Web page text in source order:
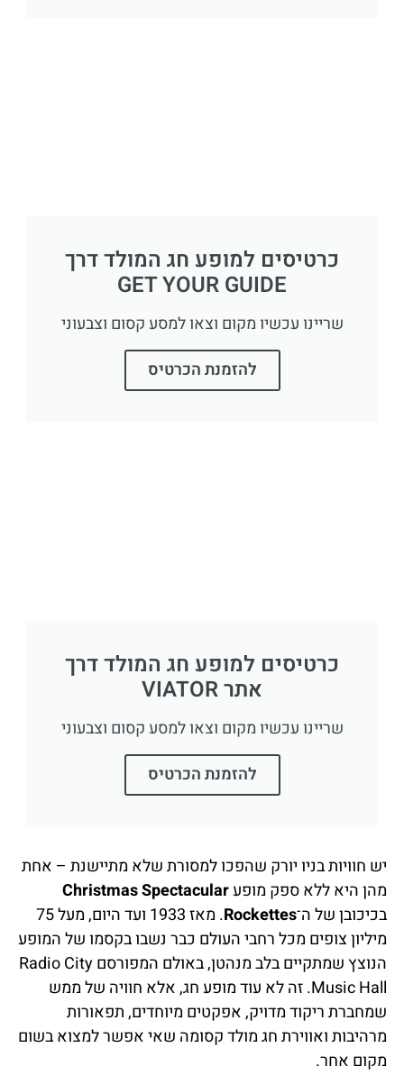
כרטיסים למופע חג המולד דרך
GET YOUR GUIDE
שריינו עכשיו מקום וצאו למסע קסום וצבעוני
להזמנת הכרטיס
כרטיסים למופע חג המולד דרך
אתר VIATOR
שריינו עכשיו מקום וצאו למסע קסום וצבעוני
להזמנת הכרטיס
יש חוויות בניו יורק שהפכו למסורת שלא מתיישנת – אחת
מהן היא ללא ספק מופעChristmas Spectacular
בכיכובן של ה־Rockettes
. מאז 1933 ועד היום, מעל 75
מיליון צופים מכל רחבי העולם כבר נשבו בקסמו של המופע
הנוצץ שמתקיים בלב מנהטן, באולם המפורסם Radio City
Music Hall. זה לא עוד מופע חג, אלא חוויה של ממש
שמחברת ריקוד מדויק, אפקטים מיוחדים, תפאורות
מרהיבות ואווירת חג מולד קסומה שאי אפשר למצוא בשום
מקום אחר.